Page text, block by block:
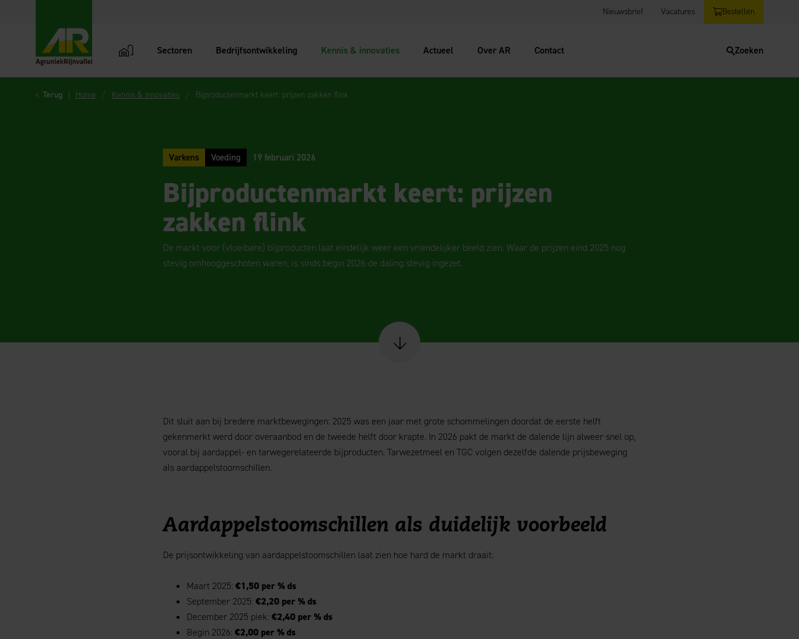
Nieuwsbrief Vacatures Bestellen
Sectoren Bedrijfsontwikkeling Kennis & innovaties Actueel Over AR Contact Zoeken
Terug Home Kennis & innovaties Bijproductenmarkt keert: prijzen zakken flink
Varkens Voeding 19 februari 2026
Bijproductenmarkt keert: prijzen
zakken flink
De markt voor (vloeibare) bijproducten laat eindelijk weer een vriendelijker beeld zien. Waar de prijzen eind 2025 nog
stevig omhooggeschoten waren, is sinds begin 2026 de daling stevig ingezet.
Scroll naar content
Dit sluit aan bij bredere marktbewegingen: 2025 was een jaar met grote schommelingen doordat de eerste helft
gekenmerkt werd door overaanbod en de tweede helft door krapte. In 2026 pakt de markt de dalende lijn alweer snel op,
vooral bij aardappel- en tarwegerelateerde bijproducten. Tarwezetmeel en TGC volgen dezelfde dalende prijsbeweging
als aardappelstoomschillen.
Aardappelstoomschillen als duidelijk voorbeeld
De prijsontwikkeling van aardappelstoomschillen laat zien hoe hard de markt draait:
Maart 2025: €1,50 per % ds
September 2025: €2,20 per % ds
December 2025 piek: €2,40 per % ds
Begin 2026: €2,00 per % ds